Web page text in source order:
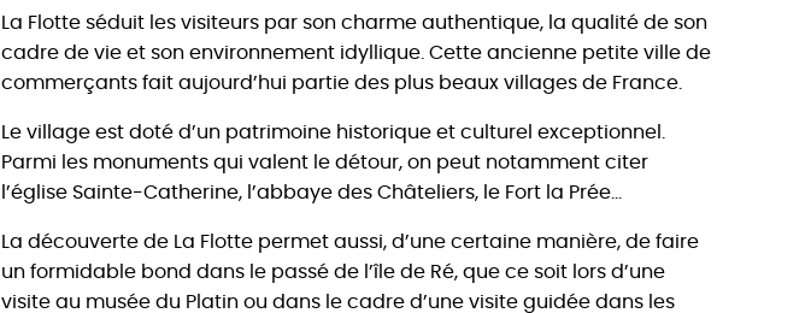
La Flotte séduit les visiteurs par son charme authentique, la qualité de son
cadre de vie et son environnement idyllique. Cette ancienne petite ville de
commerçants fait aujourd’hui partie des plus beaux villages de France.
Le village est doté d’un patrimoine historique et culturel exceptionnel.
Parmi les monuments qui valent le détour, on peut notamment citer
l’église Sainte-Catherine, l’abbaye des Châteliers, le Fort la Prée…
La découverte de La Flotte permet aussi, d’une certaine manière, de faire
un formidable bond dans le passé de l’île de Ré, que ce soit lors d’une
visite au musée du Platin ou dans le cadre d’une visite guidée dans les